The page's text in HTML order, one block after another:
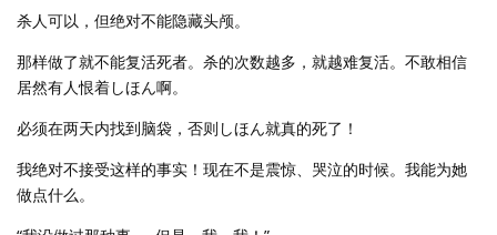
杀人可以，但绝对不能隐藏头颅。
那样做了就不能复活死者。杀的次数越多，就越难复活。不敢相信
居然有人恨着しほん啊。
必须在两天内找到脑袋，否则しほん就真的死了！
我绝对不接受这样的事实！现在不是震惊、哭泣的时候。我能为她
做点什么。